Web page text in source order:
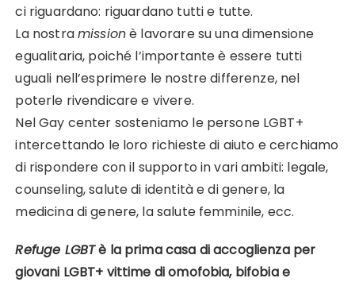
ci riguardano: riguardano tutti e tutte.
La nostramissionè lavorare su una dimensione
egualitaria, poiché l’importante è essere tutti
uguali nell’esprimere le nostre differenze, nel
poterle rivendicare e vivere.
Nel Gay center sosteniamo le persone LGBT+
intercettando le loro richieste di aiuto e cerchiamo
di rispondere con il supporto in vari ambiti: legale,
counseling, salute di identità e di genere, la
medicina di genere, la salute femminile, ecc.
Refuge LGBTè la prima casa di accoglienza per
giovani LGBT+ vittime di omofobia, bifobia e